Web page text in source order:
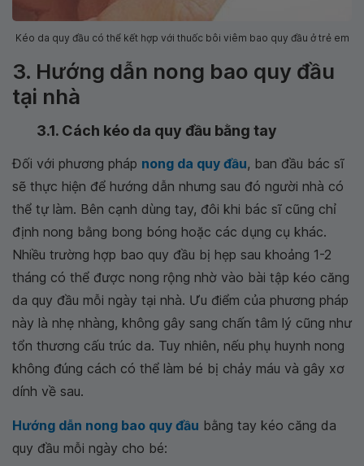
Kéo da quy đầu có thể kết hợp với thuốc bôi viêm bao quy đầu ở trẻ em
3. Hướng dẫn nong bao quy đầu
tại nhà
3.1. Cách kéo da quy đầu bằng tay
Đối với phương pháp nong da quy đầu, ban đầu bác sĩ
sẽ thực hiện để hướng dẫn nhưng sau đó người nhà có
thể tự làm. Bên cạnh dùng tay, đôi khi bác sĩ cũng chỉ
định nong bằng bong bóng hoặc các dụng cụ khác.
Nhiều trường hợp bao quy đầu bị hẹp sau khoảng 1-2
tháng có thể được nong rộng nhờ vào bài tập kéo căng
da quy đầu mỗi ngày tại nhà. Ưu điểm của phương pháp
này là nhẹ nhàng, không gây sang chấn tâm lý cũng như
tổn thương cấu trúc da. Tuy nhiên, nếu phụ huynh nong
không đúng cách có thể làm bé bị chảy máu và gây xơ
dính về sau.
Hướng dẫn nong bao quy đầu bằng tay kéo căng da
quy đầu mỗi ngày cho bé: